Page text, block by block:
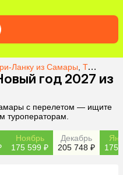
Ланку из Самары Туры в Маравилу из Самары
год 2027 из
с перелетом — ищите
туроператорам.
Ноябрь
175 599 ₽
Декабрь
205 748 ₽
175